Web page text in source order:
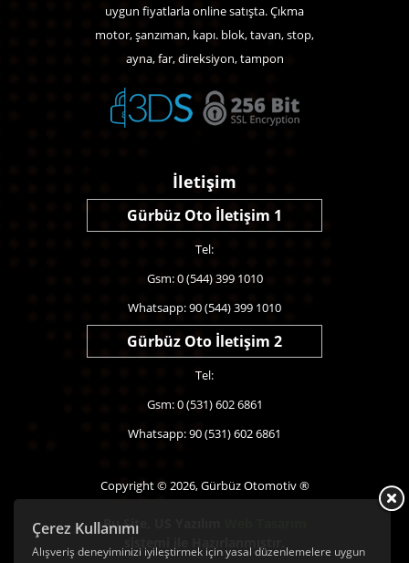
Çerez Kullanımı
Alışveriş deneyiminizi iyileştirmek için yasal düzenlemelere uygun
uygun fiyatlarla online satışta. Çıkma
motor, şanzıman, kapı. blok, tavan, stop,
ayna, far, direksiyon, tampon
İletişim
Gürbüz Oto İletişim 1
Tel:
Gsm: 0 (544) 399 1010
Whatsapp: 90 (544) 399 1010
Gürbüz Oto İletişim 2
Tel:
Gsm: 0 (531) 602 6861
Whatsapp: 90 (531) 602 6861
Copyright © 2026, Gürbüz Otomotiv ®
Bu Site,